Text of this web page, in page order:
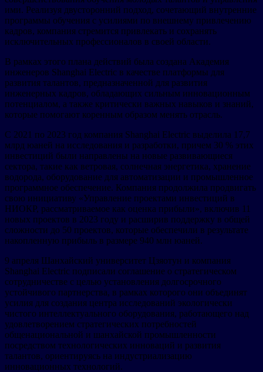
ими. Реализуя двусторонний подход, сочетающий внутренние
программы обучения с усилиями по внешнему привлечению
кадров, компания стремится привлекать и сохранять
исключительных профессионалов в своей области.
В рамках этого плана действий была создана Академия
инженеров Shanghai Electric в качестве платформы для
развития талантов, предназначенной для развития
инженерных кадров, обладающих сильным инновационным
потенциалом, а также критически важных навыков и знаний,
которые помогают коренным образом менять отрасль.
С 2021 по 2023 год компания Shanghai Electric выделила 17,7
млрд юаней на исследования и разработки, причем 30 % этих
инвестиций были направлены на новые развивающиеся
сектора, такие как ветровая, солнечная энергетика, хранение
водорода, оборудование для автоматизации и промышленное
программное обеспечение. Компания продолжила продвигать
свою инициативу «Управление проектами инвестиций в
НИОКР, рассматриваемое как оценка прибыли», включив 11
новых проектов в 2023 году и расширив поддержку в общей
сложности до 50 проектов, которые обеспечили в результате
накопленную прибыль в размере 940 млн юаней.
9 апреля Шанхайский университет Цзяотун и компания
Shanghai Electric подписали соглашение о стратегическом
сотрудничестве с целью установления долгосрочного
устойчивого партнерства, в рамках которого они объединят
усилия для создания центра исследований экологически
чистого интеллектуального оборудования, работающего над
удовлетворением стратегических потребностей
общенациональной и шанхайской промышленности
посредством технологических инноваций и развития
талантов, ориентируясь на индустриализацию
инновационных технологий.